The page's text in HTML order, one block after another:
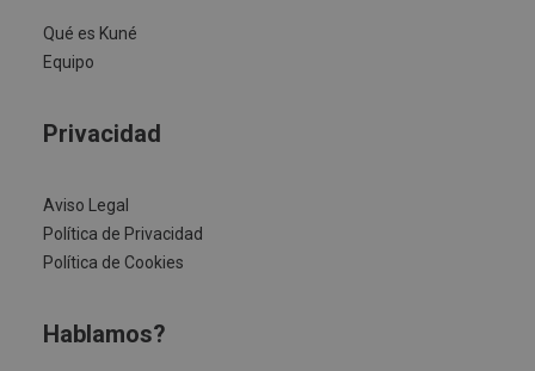
Qué es Kuné
Equipo
Privacidad
Aviso Legal
Política de Privacidad
Política de Cookies
Hablamos?